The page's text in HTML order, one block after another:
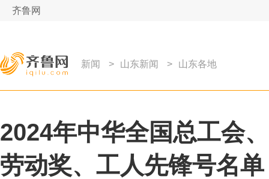
齐鲁网
新闻 > 山东新闻 > 山东各地
2024年中华全国总工会
劳动奖、工人先锋号名